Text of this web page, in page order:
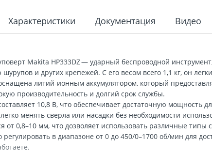
Характеристики Документация Видео
Makita HP333DZ — ударный беспроводной
и других крепежей. С его весом всего 1,1 кг, он
литий-ионным аккумулятором, который
производительность и долгий срок службы.
10,8 В, что обеспечивает достаточную
менять сверла или насадки без необходимости
от 0,8–10 мм, что дозволяет использовать различные
в диапазоне от 0 до 450/0–1700 об/мин для